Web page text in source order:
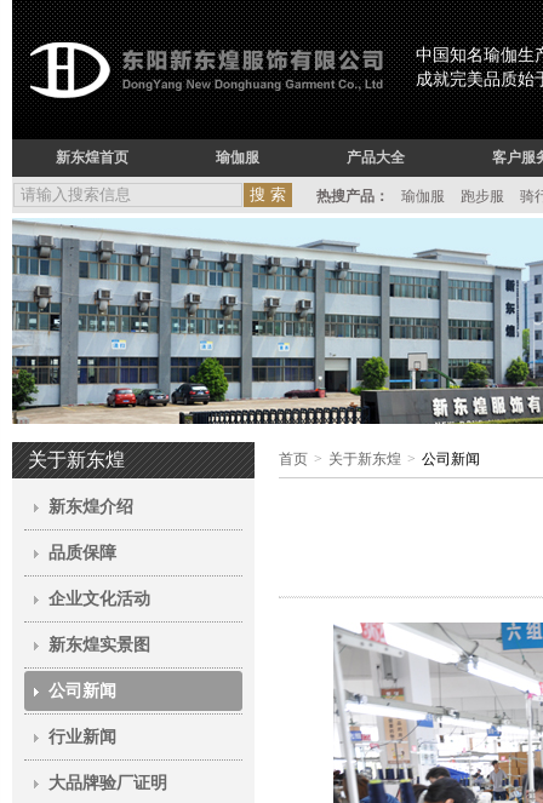
中国知名瑜伽生
成就完美品质始
新东煌首页 瑜伽服 产品大全 客户服
热搜产品： 瑜伽服 跑步服 骑
关于新东煌
新东煌介绍
品质保障
企业文化活动
新东煌实景图
公司新闻
行业新闻
大品牌验厂证明
首页 > 关于新东煌 > 公司新闻